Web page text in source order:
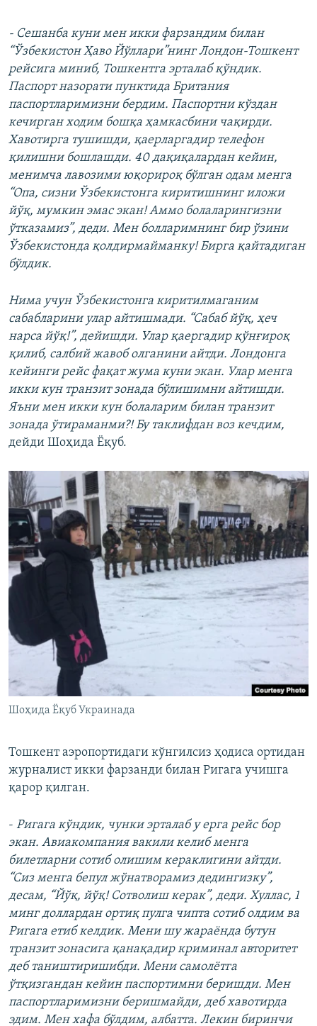
720p 1080p
720p
1080p
- Сешанба куни мен икки фарзандим билан
“Ўзбекистон Ҳаво Йўллари”нинг Лондон-Тошкент
рейсига миниб, Тошкентга эрталаб қўндик.
Паспорт назорати пунктида Британия
паспортларимизни бердим. Паспортни кўздан
кечирган ходим бошқа ҳамкасбини чақирди.
Хавотирга тушишди, қаерларгадир телефон
қилишни бошлашди. 40 дақиқалардан кейин,
менимча лавозими юқорироқ бўлган одам менга
“Опа, сизни Ўзбекистонга киритишнинг иложи
йўқ, мумкин эмас экан! Аммо болаларингизни
ўтказамиз”, деди. Мен болларимнинг бир ўзини
Ўзбекистонда қолдирмайманку! Бирга қайтадиган
бўлдик.
Нима учун Ўзбекистонга киритилмаганим
сабабларини улар айтишмади. “Сабаб йўқ, ҳеч
нарса йўқ!”, дейишди. Улар қаергадир қўнғироқ
қилиб, салбий жавоб олганини айтди. Лондонга
кейинги рейс фақат жума куни экан. Улар менга
икки кун транзит зонада бўлишимни айтишди.
Яъни мен икки кун болаларим билан транзит
зонада ўтираманми?! Бу таклифдан воз кечдим,
дейди Шоҳида Ёқуб.
Шоҳида Ёқуб Украинада
Тошкент аэропортидаги кўнгилсиз ҳодиса ортидан
журналист икки фарзанди билан Ригага учишга
қарор қилган.
- Ригага кўндик, чунки эрталаб у ерга рейс бор
экан. Авиакомпания вакили келиб менга
билетларни сотиб олишим кераклигини айтди.
“Сиз менга бепул жўнатворамиз дедингизку”,
десам, “Йўқ, йўқ! Сотволиш керак”, деди. Хуллас, 1
минг доллардан ортиқ пулга чипта сотиб олдим ва
Ригага етиб келдик. Мени шу жараёнда бутун
транзит зонасига қанақадир криминал авторитет
деб таништиришибди. Мени самолётга
ўтқизгандан кейин паспортимни беришди. Мен
паспортларимизни беришмайди, деб хавотирда
эдим. Мен хафа бўлдим, албатта. Лекин биринчи